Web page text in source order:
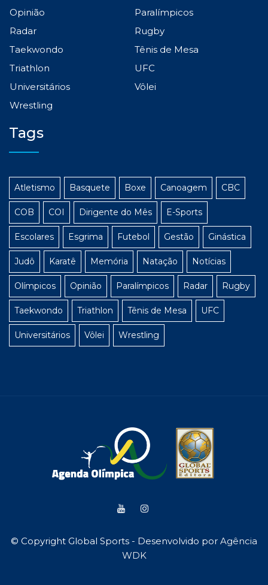
Opinião
Paralímpicos
Radar
Rugby
Taekwondo
Tênis de Mesa
Triathlon
UFC
Universitários
Vôlei
Wrestling
Tags
Atletismo Basquete Boxe Canoagem CBC
COB COI Dirigente do Mês E-Sports
Escolares Esgrima Futebol Gestão Ginástica
Judô Karatê Memória Natação Notícias
Olímpicos Opinião Paralímpicos Radar Rugby
Taekwondo Triathlon Tênis de Mesa UFC
Universitários Vôlei Wrestling
© Copyright Global Sports - Desenvolvido por Agência
WDK